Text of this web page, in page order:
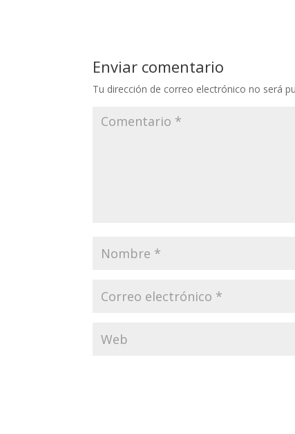
Enviar comentario
Tu dirección de correo electrónico no será